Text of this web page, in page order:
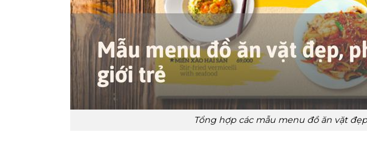
Tổng hợp các mẫu menu đồ ăn vặt